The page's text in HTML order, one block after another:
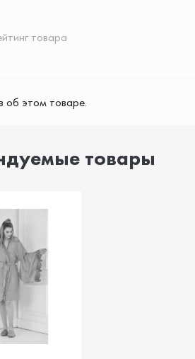
товара
об этом товаре.
товары